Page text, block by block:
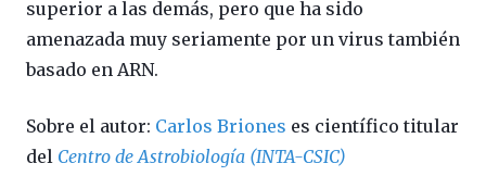
superior a las demás, pero que ha sido
amenazada muy seriamente por un virus también
basado en ARN.
Sobre el autor: Carlos Briones es científico titular
del Centro de Astrobiología (INTA-CSIC)